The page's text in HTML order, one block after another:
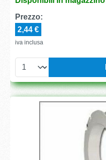
Prezzo:
2,44 €
iva inclusa